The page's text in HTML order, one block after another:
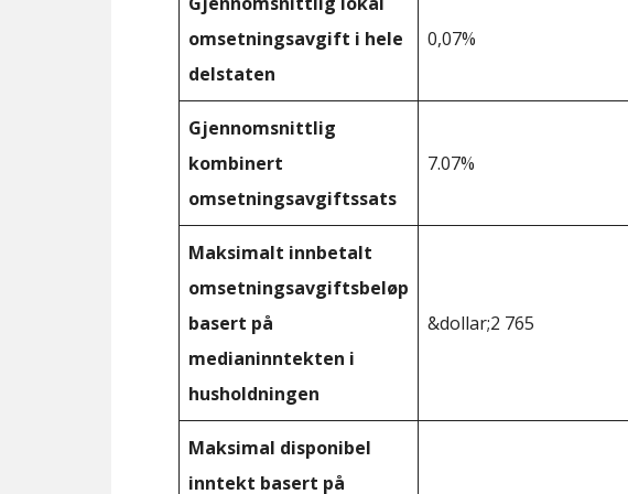
omsetningsavgift i hele
delstaten
0,07%
Gjennomsnittlig
kombinert
omsetningsavgiftssats
7.07%
Maksimalt innbetalt
omsetningsavgiftsbeløp
basert på
medianinntekten i
husholdningen
&dollar;2 765
Maksimal disponibel
inntekt basert på